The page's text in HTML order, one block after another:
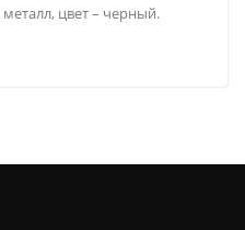
цвет – черный.